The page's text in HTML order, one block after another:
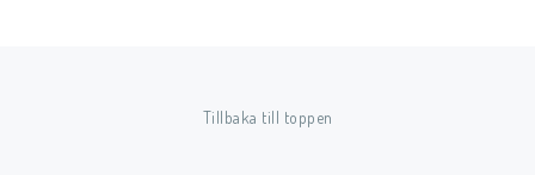
Tillbaka till toppen